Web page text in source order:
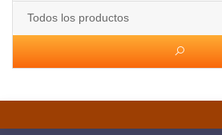
Todos los productos